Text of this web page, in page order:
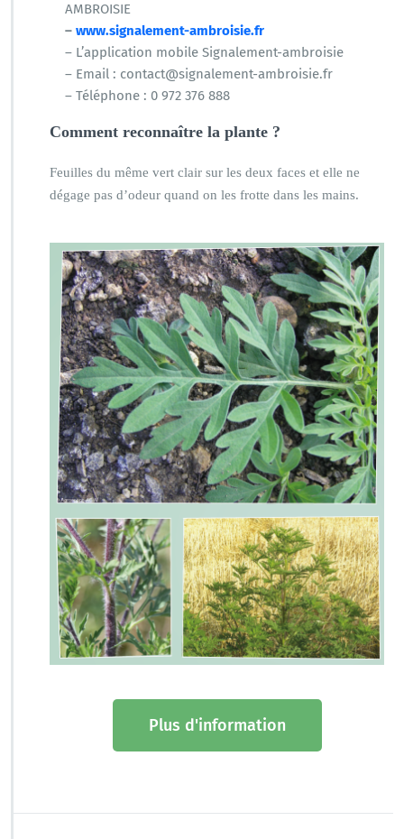
AMBROISIE
– www.signalement-ambroisie.fr
– L’application mobile Signalement-ambroisie
– Email : contact@signalement-ambroisie.fr
– Téléphone : 0 972 376 888
Comment reconnaître la plante ?
Feuilles du même vert clair sur les deux faces et elle ne
dégage pas d’odeur quand on les frotte dans les mains.
Plus d'information